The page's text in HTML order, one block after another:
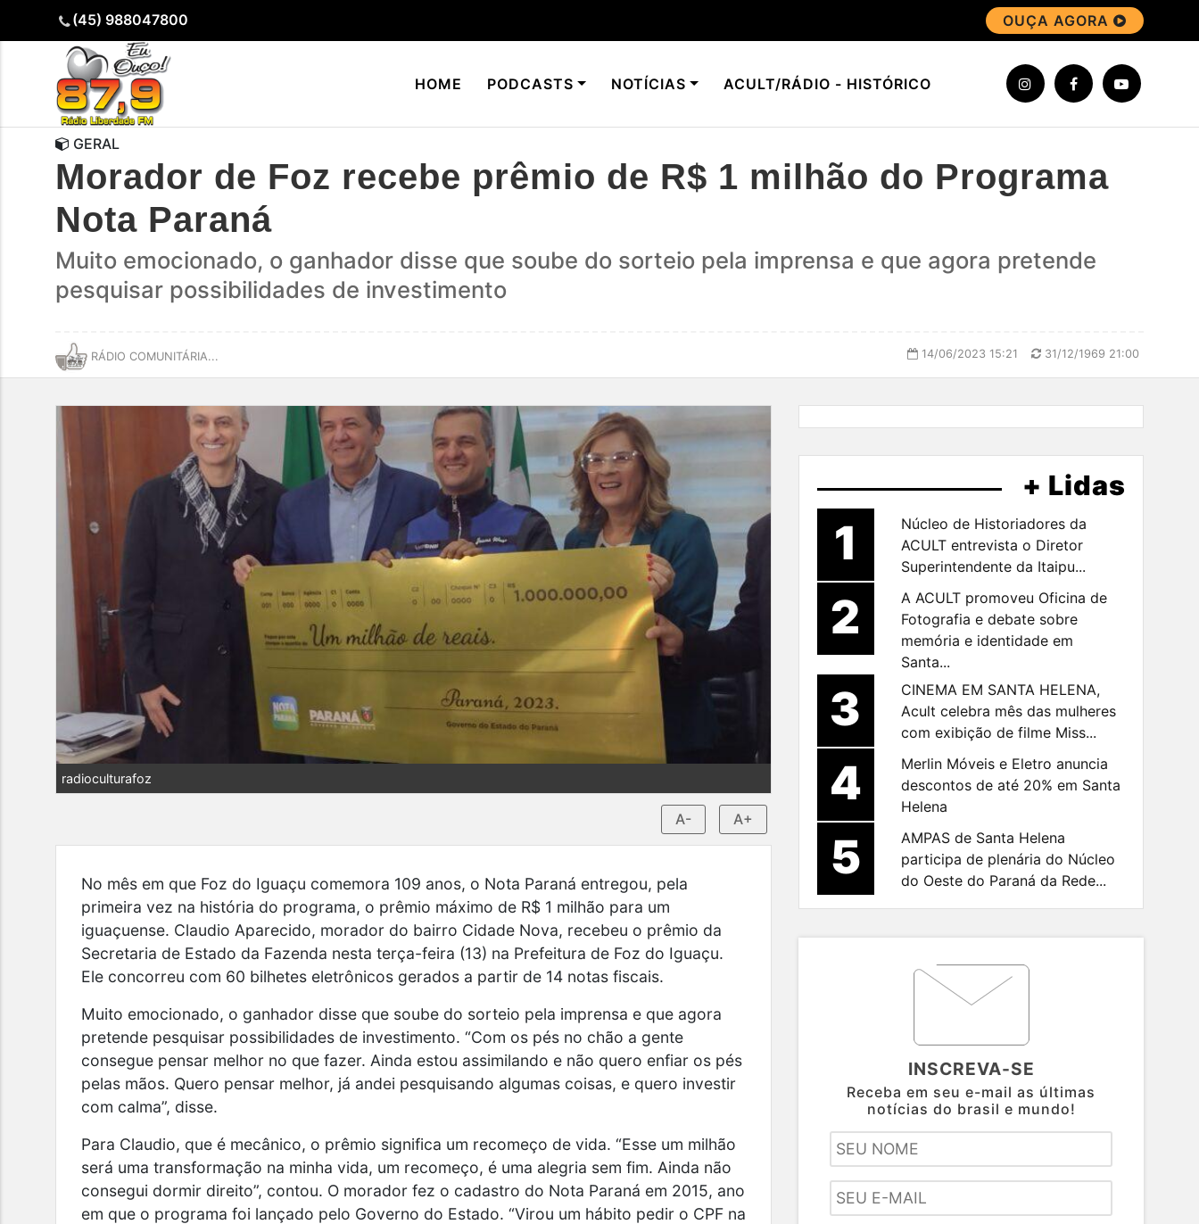
(45) 988047800 OUÇA AGORA
HOME PODCASTS NOTÍCIAS ACULT/RÁDIO - HISTÓRICO
GERAL
Morador de Foz recebe prêmio de R$ 1 milhão do Programa
Nota Paraná
Muito emocionado, o ganhador disse que soube do sorteio pela imprensa e que agora pretende
pesquisar possibilidades de investimento
RÁDIO COMUNITÁRIA... 14/06/2023 15:21 31/12/1969 21:00
radioculturafoz
A- A+
No mês em que Foz do Iguaçu comemora 109 anos, o Nota Paraná entregou, pela
primeira vez na história do programa, o prêmio máximo de R$ 1 milhão para um
iguaçuense. Claudio Aparecido, morador do bairro Cidade Nova, recebeu o prêmio da
Secretaria de Estado da Fazenda nesta terça-feira (13) na Prefeitura de Foz do Iguaçu.
Ele concorreu com 60 bilhetes eletrônicos gerados a partir de 14 notas fiscais.
Muito emocionado, o ganhador disse que soube do sorteio pela imprensa e que agora
pretende pesquisar possibilidades de investimento. “Com os pés no chão a gente
consegue pensar melhor no que fazer. Ainda estou assimilando e não quero enfiar os pés
pelas mãos. Quero pensar melhor, já andei pesquisando algumas coisas, e quero investir
com calma”, disse.
Para Claudio, que é mecânico, o prêmio significa um recomeço de vida. “Esse um milhão
será uma transformação na minha vida, um recomeço, é uma alegria sem fim. Ainda não
consegui dormir direito”, contou. O morador fez o cadastro do Nota Paraná em 2015, ano
em que o programa foi lançado pelo Governo do Estado. “Virou um hábito pedir o CPF na
+ Lidas
1
Núcleo de Historiadores da
ACULT entrevista o Diretor
Superintendente da Itaipu...
2
A ACULT promoveu Oficina de
Fotografia e debate sobre
memória e identidade em
Santa...
3
CINEMA EM SANTA HELENA,
Acult celebra mês das mulheres
com exibição de filme Miss...
4
Merlin Móveis e Eletro anuncia
descontos de até 20% em Santa
Helena
5
AMPAS de Santa Helena
participa de plenária do Núcleo
do Oeste do Paraná da Rede...
INSCREVA-SE
Receba em seu e-mail as últimas
notícias do brasil e mundo!